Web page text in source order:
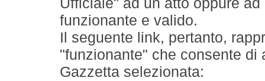
funzionante e valido.
Il seguente link, pertanto,
"funzionante" che consente
Gazzetta selezionata: